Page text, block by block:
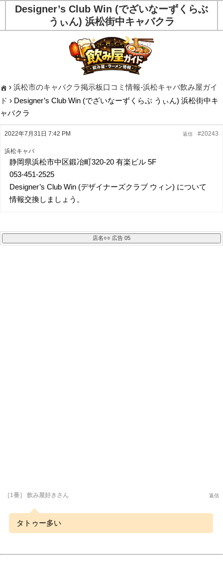
Designer’s Club Win (でざいなーずくらぶ
うぃん) 浜松街中キャバクラ
› 浜松市のキャバクラ掲示板口コミ情報-浜松キャバ飲み屋ガイ
ド › Designer’s Club Win (でざいなーずくらぶ うぃん) 浜松街中キ
ャバクラ
2022年7月31日 7:42 PM #20243
返信
浜松キャバ
静岡県浜松市中区鍛冶町320-20 有楽ビル 5F
053-451-2525
Designer’s Club Win (デザイナーズクラブ ウィン) について
情報交換しましょう。
［1番］ 飲み屋好きさん 返信
タトゥー多い